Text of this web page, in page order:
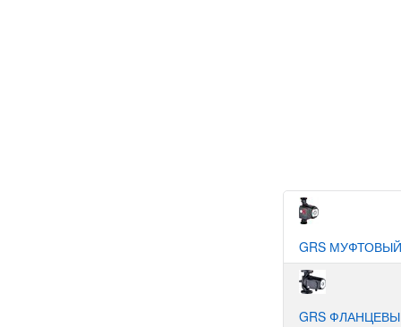
GRS МУФТОВЫЙ
GRS